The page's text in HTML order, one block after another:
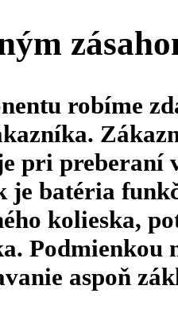
robíme
pri preberaní
je batéria
kolieska,
Podmienkou
aspoň